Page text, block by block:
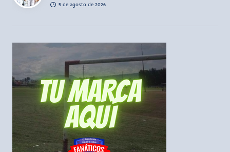
5 de agosto de 2026